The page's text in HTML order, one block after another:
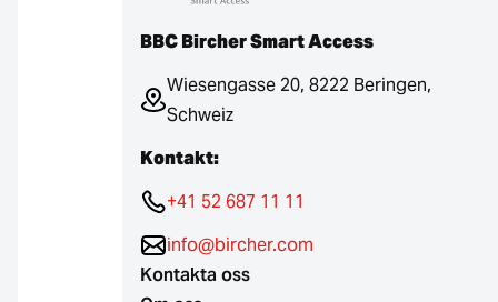
BBC Bircher Smart Access
Wiesengasse 20, 8222 Beringen,
Schweiz
Kontakt:
+41 52 687 11 11
info@bircher.com
Kontakta oss